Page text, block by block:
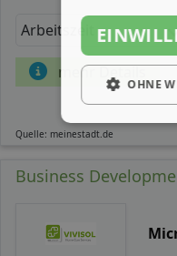
Arbeitszeit
mehr Details
Quelle: meinestadt.de
Business
OHNE